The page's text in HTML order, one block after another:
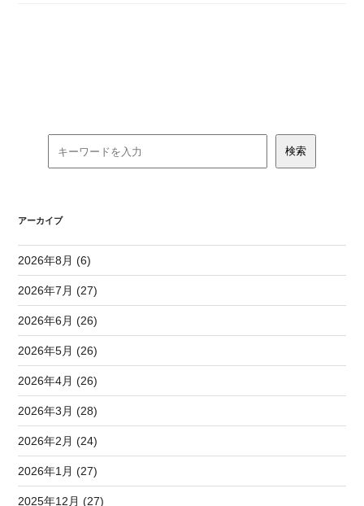
アーカイブ
2026年8月 (6)
2026年7月 (27)
2026年6月 (26)
2026年5月 (26)
2026年4月 (26)
2026年3月 (28)
2026年2月 (24)
2026年1月 (27)
2025年12月 (27)